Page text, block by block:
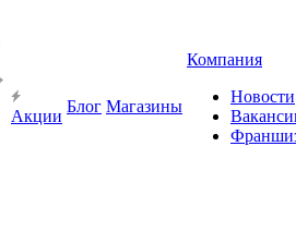
Акции
Блог Магазины
Компания
Новости